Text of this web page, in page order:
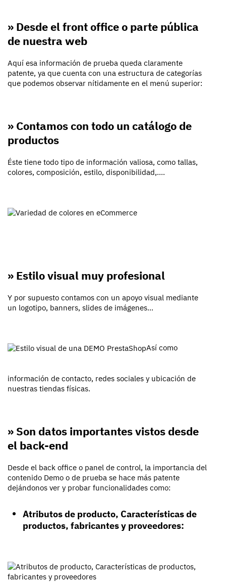
» Desde el front office o parte pública
de nuestra web
Aquí esa información de prueba queda claramente
patente, ya que cuenta con una estructura de categorías
que podemos observar nítidamente en el menú superior:
» Contamos con todo un catálogo de
productos
Éste tiene todo tipo de información valiosa, como tallas,
colores, composición, estilo, disponibilidad,....
» Estilo visual muy profesional
Y por supuesto contamos con un apoyo visual mediante
un logotipo, banners, slides de imágenes...
Así como
información de contacto, redes sociales y ubicación de
nuestras tiendas físicas.
» Son datos importantes vistos desde
el back-end
Desde el back office o panel de control, la importancia del
contenido Demo o de prueba se hace más patente
dejándonos ver y probar funcionalidades como:
Atributos de producto, Características de
productos, fabricantes y proveedores: